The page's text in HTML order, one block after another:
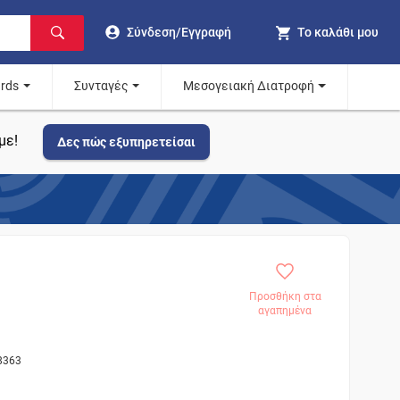
Σύνδεση/Εγγραφή Το καλάθι μου
Συνταγές Μεσογειακή Διατροφή
Δες πώς εξυπηρετείσαι
Προσθήκη στα
αγαπημένα